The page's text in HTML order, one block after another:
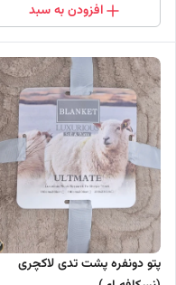
افزودن به سبد
پتو دونفره پشت تدی لاکچری